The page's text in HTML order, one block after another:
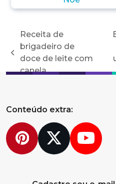
previous
post:
Receita de
brigadeiro de
doce de leite com
canela
Conteúdo extra:
Pinterest
Twitter